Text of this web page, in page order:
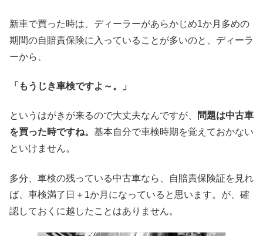
新車で買った時は、ディーラーがあらかじめ1か月多めの
期間の自賠責保険に入っていることが多いのと、ディーラ
ーから、
「もうじき車検ですよ～。」
というはがきが来るので大丈夫なんですが、
問題は中古車
を買った時ですね。 基本自分で車検時期を覚えておかない
といけません。
多分、車検の残っている中古車なら、自賠責保険証を見れ
ば、車検満了日＋1か月になっていると思います。が、確
認しておくに越したことはありません。